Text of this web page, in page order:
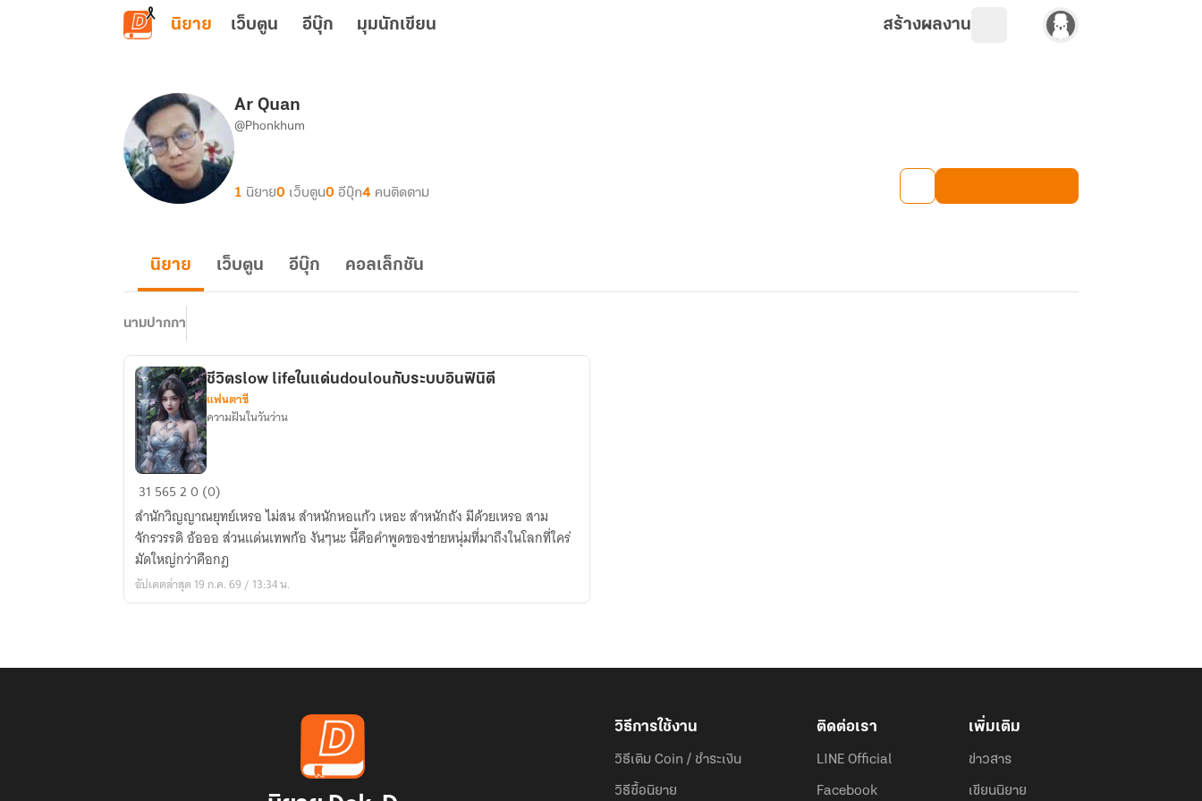
ข้ามไปยังเนื้อหาหลัก
นิยาย เว็บตูน อีบุ๊ก มุมนักเขียน สร้างผลงาน
Ar Quan
@Phonkhum
1 นิยาย0 เว็บตูน0 อีบุ๊ก4 คนติดตาม
นิยาย เว็บตูน อีบุ๊ก คอลเล็กชัน
นามปากกา
ชีวิตslow
lifeใน
แด่นdoulouกับ
ระบบ
อิน
ฟิ
ชีวิตslow lifeในแด่นdoulouกับระบบอินฟินิตี
แฟนตาซี
ความฝันในวันว่าน
31 56520 (0)
สำนักวิญญาณยุทย์เหรอ ไม่สน สำหนักหอแก้ว เหอะ สำหนักถัง มีด้วยเหรอ สาม
จักรวรรดิ อ้อออ ส่วนแด่นเทพก้อ งันๆนะ นี้คือคำพูดของช่ายหนุ่มที่มาถืงในโลกที่ใคร่
มัดใหญ่กว่าคือกฎ
อัปเดตล่าสุด 19 ก.ค. 69 / 13:34 น.
วิธีการใช้งาน
วิธีเติม Coin / ชำระเงิน
วิธีซื้อนิยาย
ติดต่อเรา
LINE Official
Facebook
เพิ่มเติม
ข่าวสาร
เขียนนิยาย